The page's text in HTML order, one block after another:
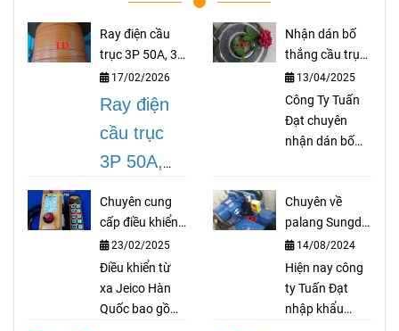
Ray điện cầu
trục 3P 50A, 3P
75A, 3P 100A,
3P 150A, 3P
200A
17/02/2026
Ray điện
cầu trục
3P 50A,
3P 100A,
3P 150A,
3P 200Alà
dòng thiết
Nhận dán bố
thắng cầu trục
theo yêu cầu
13/04/2025
Công Ty Tuấn
Đạt chuyên
nhận dán bố
như bố palang,
bố coil, bố cong
cho thắng thuỷ
lực, bố trục lục
giác, bố xe ô tô,
...
Chuyên cung
cấp điều khiển
từ xa Jeico Hàn
Quốc
23/02/2025
Điều khiển từ
xa Jeico Hàn
Quốc bao gồm
Chuyên về
palang Sungdo
Hàn Quốc
14/08/2024
Hiện nay công
ty Tuấn Đạt
nhập khẩu